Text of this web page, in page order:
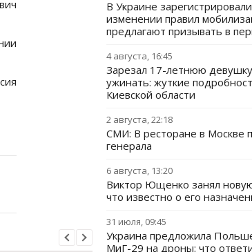
В Украине
изменении правил
предлагают призывать в
4 августа, 16:45
Зарезал 17-летнюю
ужинать: жуткие
Киевской области
2 августа, 22:18
СМИ: В ресторане в Москве
генерала
6 августа, 13:20
Виктор Ющенко занял
что известно о его
31 июля, 09:45
Украина предложила
МиГ-29 на дроны: что